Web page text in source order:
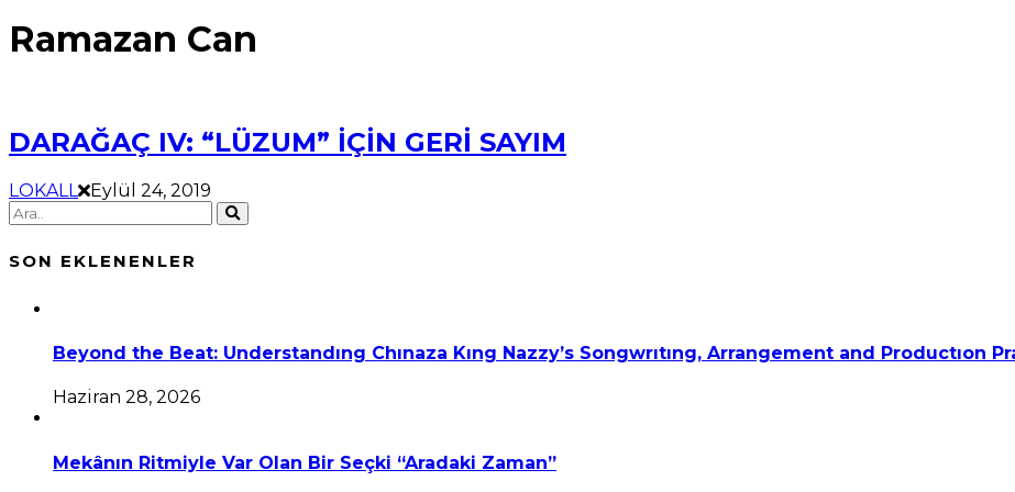
Ramazan Can
DARAĞAÇ IV: “LÜZUM” İÇİN GERİ SAYIM
LOKALL Eylül 24, 2019
SON EKLENENLER
Beyond the Beat: Understandıng Chınaza Kıng Nazzy’s Songwrıtıng, Arrangement and Productıon
Haziran 28, 2026
Mekânın Ritmiyle Var Olan Bir Seçki “Aradaki Zaman”